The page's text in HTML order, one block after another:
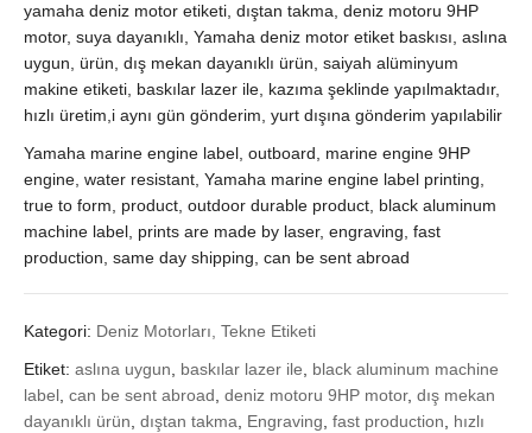
yamaha deniz motor etiketi, dıştan takma, deniz motoru 9HP
motor, suya dayanıklı, Yamaha deniz motor etiket baskısı, aslına
uygun, ürün, dış mekan dayanıklı ürün, saiyah alüminyum
makine etiketi, baskılar lazer ile, kazıma şeklinde yapılmaktadır,
hızlı üretim,i aynı gün gönderim, yurt dışına gönderim yapılabilir
Yamaha marine engine label, outboard, marine engine 9HP
engine, water resistant, Yamaha marine engine label printing,
true to form, product, outdoor durable product, black aluminum
machine label, prints are made by laser, engraving, fast
production, same day shipping, can be sent abroad
Kategori: Deniz Motorları, Tekne Etiketi
Etiket: aslına uygun baskılar lazer ile
black aluminum machine
label can be sent abroad deniz motoru 9HP motor, dış mekan
dayanıklı ürün dıştan takma Engraving fast production
hızlı